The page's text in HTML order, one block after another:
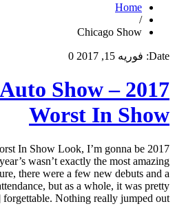
Home
/
Chicago Show
Date: فوریه 15, 2017 0
Auto Show –
Worst In Show
In Show Look, I’m gonna be
wasn’t exactly the most amazing
there were a few new debuts and a
but as a whole, it was pretty
forgettable. Nothing really jumped out […]